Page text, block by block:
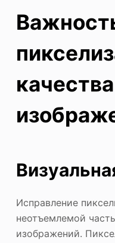
качества
Исправление
неотъемлемой
изображений.